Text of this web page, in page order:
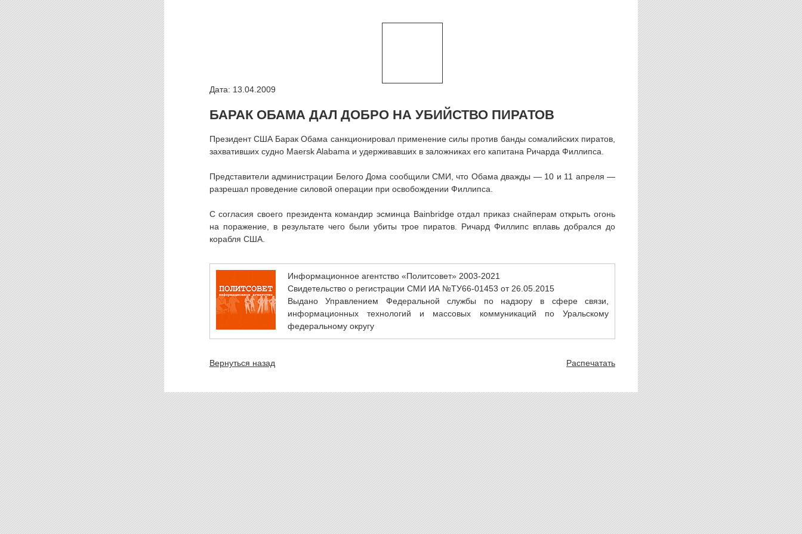
Дата: 13.04.2009
БАРАК ОБАМА ДАЛ ДОБРО НА УБИЙСТВО ПИРАТОВ
Президент США Барак Обама санкционировал применение силы против банды сомалийских пиратов,
захвативших судно Maersk Alabama и удерживавших в заложниках его капитана Ричарда Филлипса.
Представители администрации Белого Дома сообщили СМИ, что Обама дважды — 10 и 11 апреля —
разрешал проведение силовой операции при освобождении Филлипса.
С согласия своего президента командир эсминца Bainbridge отдал приказ снайперам открыть огонь
на поражение, в результате чего были убиты трое пиратов. Ричард Филлипс вплавь добрался до
корабля США.
Информационное агентство «Политсовет» 2003-2021
Свидетельство о регистрации СМИ ИА №ТУ66-01453 от 26.05.2015
Выдано Управлением Федеральной службы по надзору в сфере связи,
информационных технологий и массовых коммуникаций по Уральскому
федеральному округу
Вернуться назад Распечатать